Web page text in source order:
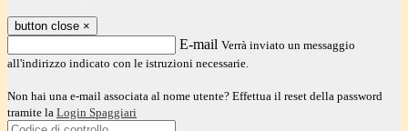
button close ×
E-mail Verrà inviato un messaggio
all'indirizzo indicato con le istruzioni necessarie.
Non hai una e-mail associata al nome utente? Effettua il reset della password
tramite la Login Spaggiari